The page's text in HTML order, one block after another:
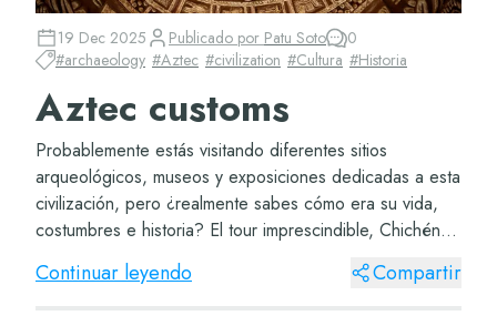
19 Dec 2025 Publicado por Patu Soto
0
#archaeology #Aztec #civilization #Cultura #Historia
Aztec customs
Probablemente estás visitando diferentes sitios
arqueológicos, museos y exposiciones dedicadas a esta
civilización, pero ¿realmente sabes cómo era su vida,
costumbres e historia? El tour imprescindible, Chichén
Itzá, perfecto para que comiences el pr...
Continuar leyendo Compartir